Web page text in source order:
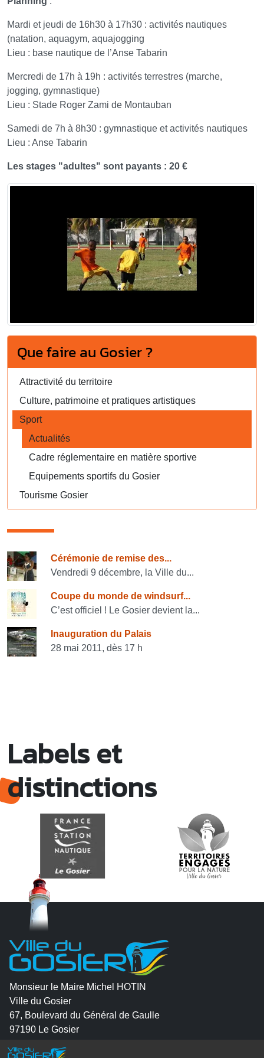
Mardi et jeudi de 16h30 à 17h30 : activités nautiques
(natation, aquagym, aquajogging
Lieu : base nautique de l’Anse Tabarin
Mercredi de 17h à 19h : activités terrestres (marche,
jogging, gymnastique)
Lieu : Stade Roger Zami de Montauban
Samedi de 7h à 8h30 : gymnastique et activités nautiques
Lieu : Anse Tabarin
Les stages "adultes" sont payants : 20 €
Que faire au Gosier ?
Attractivité du territoire
Culture, patrimoine et pratiques artistiques
Sport
Actualités
Cadre réglementaire en matière sportive
Equipements sportifs du Gosier
Tourisme Gosier
Consulter également
Cérémonie de remise des...
Vendredi 9 décembre, la Ville du...
Coupe du monde de windsurf...
C’est officiel ! Le Gosier devient la...
Inauguration du Palais
28 mai 2011, dès 17 h
Labels et
distinctions
Monsieur le Maire Michel HOTIN
Ville du Gosier
67, Boulevard du Général de Gaulle
97190 Le Gosier
Tél.05 90 84 86 86